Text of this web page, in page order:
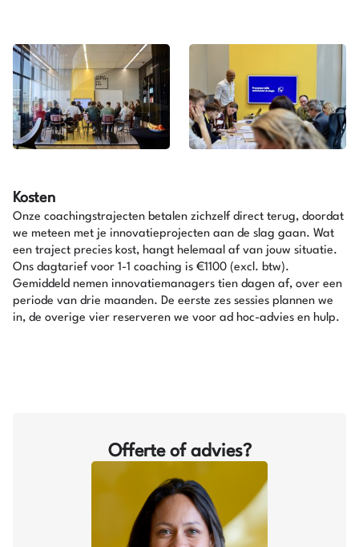
Kosten
Onze coachingstrajecten betalen zichzelf direct terug, doordat
we meteen met je innovatieprojecten aan de slag gaan. Wat
een traject precies kost, hangt helemaal af van jouw situatie.
Ons dagtarief voor 1-1 coaching is €1100 (excl. btw).
Gemiddeld nemen innovatiemanagers tien dagen af, over een
periode van drie maanden. De eerste zes sessies plannen we
in, de overige vier reserveren we voor ad hoc-advies en hulp.
Offerte of advies?